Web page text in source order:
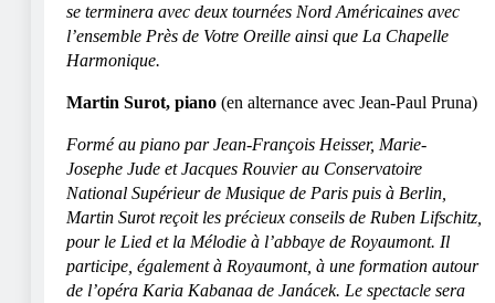
se terminera avec deux tournées Nord Américaines avec
l’ensemble Près de Votre Oreille ainsi que La Chapelle
Harmonique.
Martin Surot, piano (en alternance avec Jean-Paul Pruna)
Formé au piano par Jean-François Heisser, Marie-
Josephe Jude et Jacques Rouvier au Conservatoire
National Supérieur de Musique de Paris puis à Berlin,
Martin Surot reçoit les précieux conseils de Ruben Lifschitz,
pour le Lied et la Mélodie à l’abbaye de Royaumont. Il
participe, également à Royaumont, à une formation autour
de l’opéra Karia Kabanaa de Janácek. Le spectacle sera